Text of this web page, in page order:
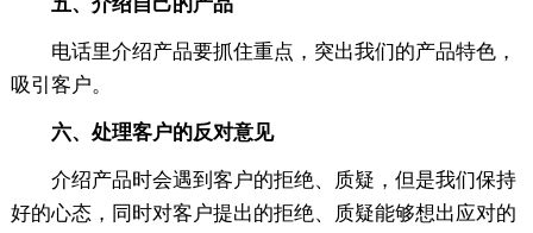
电话里介绍产品要抓住重点，突出我们的产品特色，
吸引客户。
六、处理客户的反对意见
介绍产品时会遇到客户的拒绝、质疑，但是我们保持
好的心态，同时对客户提出的拒绝、质疑能够想出应对的